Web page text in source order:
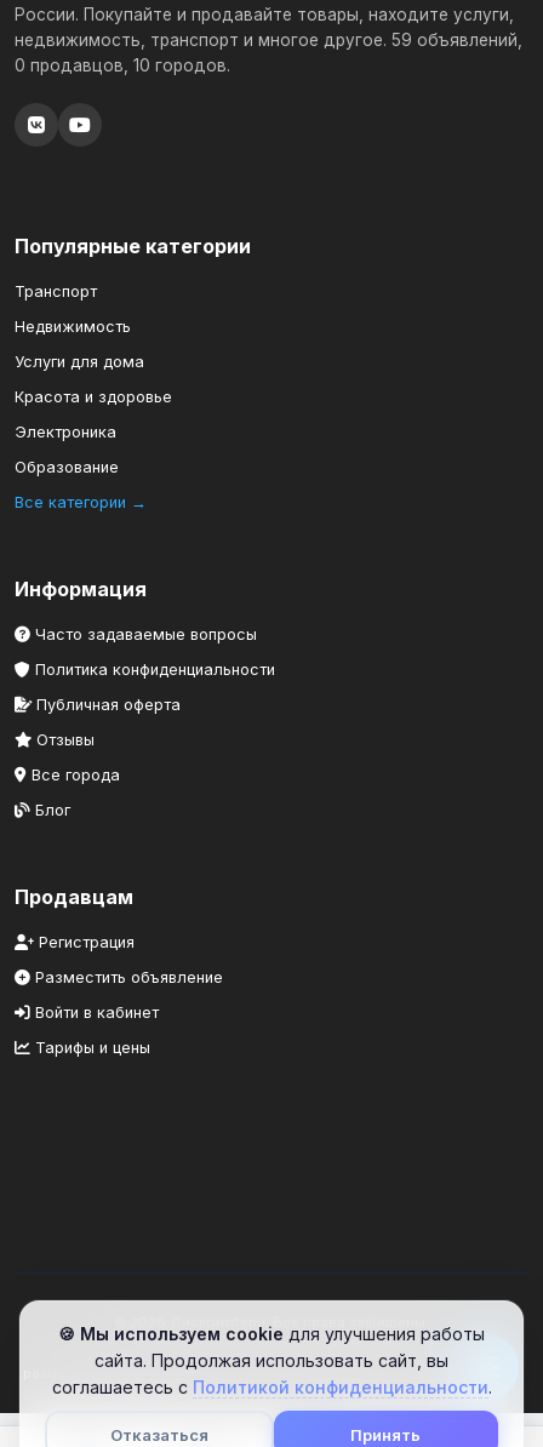
России. Покупайте и продавайте товары, находите услуги,
недвижимость, транспорт и многое другое. 59 объявлений,
0 продавцов, 10 городов.
Популярные категории
Транспорт
Недвижимость
Услуги для дома
Красота и здоровье
Электроника
Образование
Все категории →
Информация
Часто задаваемые вопросы
Политика конфиденциальности
Публичная оферта
Отзывы
Все города
Блог
Продавцам
Регистрация
Разместить объявление
Войти в кабинет
Тарифы и цены
© 2026 Дисконтбери. Все права защищены.
Информационный портал. Сайт предоставляет площадку для
размещения объявлений. Проверяйте информацию самостоятельно.
🍪 Мы используем cookie для улучшения работы
сайта. Продолжая использовать сайт, вы
соглашаетесь с Политикой конфиденциальности.
Отказаться Принять